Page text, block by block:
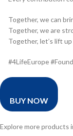
Together, we can
Together, we are
Together, let’s lift up
#4LifeEurope
BUY NOW
Explore more products